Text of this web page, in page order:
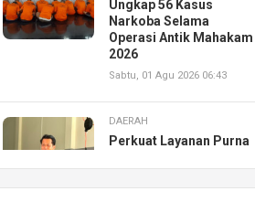
Ungkap 56 Kasus
Narkoba Selama
Operasi Antik Mahakam
2026
Sabtu, 01 Agu 2026 06:43
DAERAH
Perkuat Layanan Purna
Resmikan AHASS